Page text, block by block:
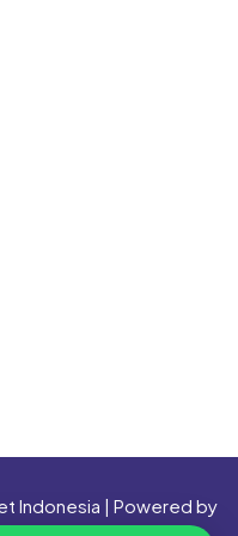
Indonesia | Powered by